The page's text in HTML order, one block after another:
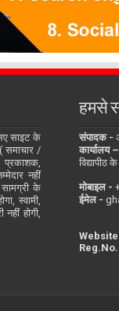
साइट के
समाचार /
प्रकाशक,
नहीं
सामग्री के
स्वामी,
होगी,
हमसे
संपादक -
कार्यालय
मोबाइल -
ईमेल -